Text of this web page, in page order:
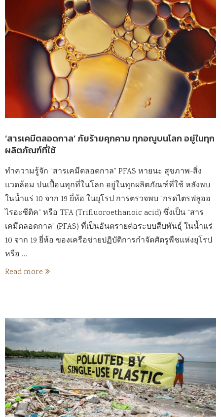
‘สารเคมีตลอดกาล’ ภัยร้ายคุกคาม ทุกอณูบนโลก อยู่ในทุก
ผลิตภัณฑ์ที่ใช้
ทำความรู้จัก “สารเคมีตลอดกาล” PFAS หายนะ สุขภาพ-สิ่ง
แวดล้อม ปนเปื้อนทุกที่ในโลก อยู่ในทุกผลิตภัณฑ์ที่ใช้ หลังพบ
ในน้ำแร่ 10 จาก 19 ยี่ห้อ ในยุโรป การตรวจพบ “กรดไตรฟลูออ
ไรอะซีติค” หรือ TFA (Trifluoroethanoic acid) ซึ่งเป็น “สาร
เคมีตลอดกาล” (PFAS) ที่เป็นอันตรายต่อระบบสืบพันธุ์ ในน้ำแร่
10 จาก 19 ยี่ห้อ ของเครือข่ายปฏิบัติการกำจัดศัตรูพืชแห่งยุโรป
หรือ …
Read more